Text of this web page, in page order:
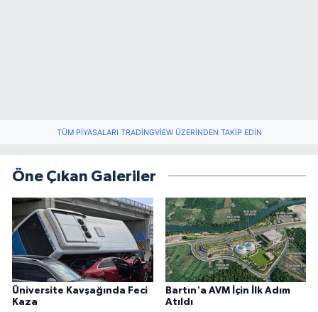
TÜM PIYASALARI TRADINGVIEW ÜZERINDEN TAKIP EDIN
Öne Çıkan Galeriler
Üniversite Kavşağında Feci
Kaza
Bartın'a AVM İçin İlk Adım
Atıldı